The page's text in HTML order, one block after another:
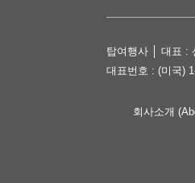
탑여행사 │ 대표 :
대표번호 : (미국)
회사소개